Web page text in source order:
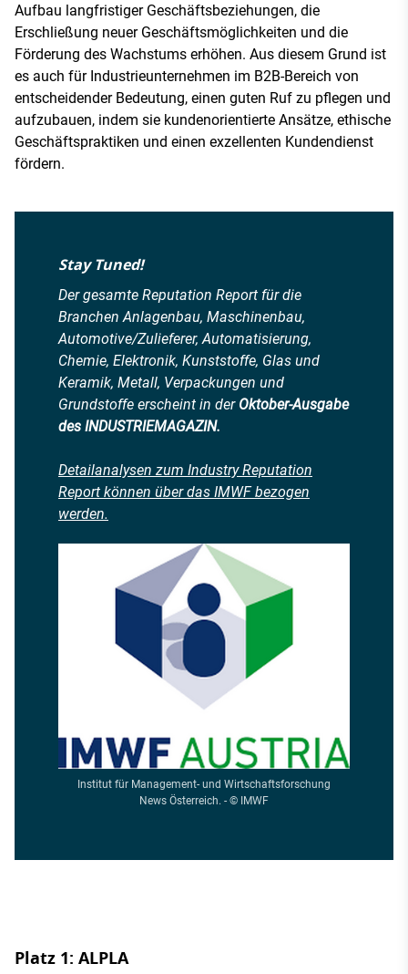
Aufbau langfristiger Geschäftsbeziehungen, die
Erschließung neuer Geschäftsmöglichkeiten und die
Förderung des Wachstums erhöhen. Aus diesem Grund ist
es auch für Industrieunternehmen im B2B-Bereich von
entscheidender Bedeutung, einen guten Ruf zu pflegen und
aufzubauen, indem sie kundenorientierte Ansätze, ethische
Geschäftspraktiken und einen exzellenten Kundendienst
fördern.
Stay Tuned!
Der gesamte Reputation Report für die
Branchen Anlagenbau, Maschinenbau,
Automotive/Zulieferer, Automatisierung,
Chemie, Elektronik, Kunststoffe, Glas und
Keramik, Metall, Verpackungen und
Grundstoffe erscheint in der Oktober-Ausgabe
des INDUSTRIEMAGAZIN.
Detailanalysen zum Industry Reputation
Report können über das IMWF bezogen
werden.
Institut für Management- und Wirtschaftsforschung
News Österreich. - © IMWF
Platz 1: ALPLA